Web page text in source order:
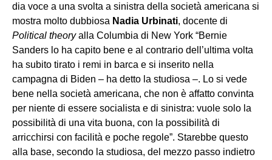
dia voce a una svolta a sinistra della società americana si
mostra molto dubbiosa Nadia Urbinati, docente di
Political theoryalla Columbia di New York “Bernie
Sanders lo ha capito bene e al contrario dell’ultima volta
ha subito tirato i remi in barca e si inserito nella
campagna di Biden – ha detto la studiosa –. Lo si vede
bene nella società americana, che non è affatto convinta
per niente di essere socialista e di sinistra: vuole solo la
possibilità di una vita buona, con la possibilità di
arricchirsi con facilità e poche regole”. Starebbe questo
alla base, secondo la studiosa, del mezzo passo indietro